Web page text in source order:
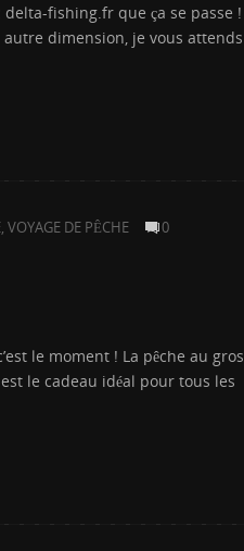
fishing.fr que ça se passe !
dimension, je vous attends
,VOYAGE DE PÊCHE 0
le moment ! La pêche au gros
le cadeau idéal pour tous les